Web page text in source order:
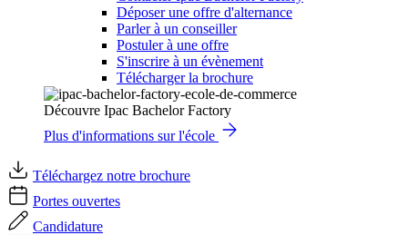
Déposer une offre d'alternance
Parler à un conseiller
Postuler à une offre
S'inscrire à un évènement
Télécharger la brochure
Découvre Ipac Bachelor Factory
Plus d'informations sur l'école
Téléchargez notre brochure
Portes ouvertes
Candidature